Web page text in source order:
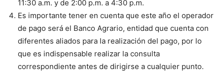
11:30 a.m. y de 2:00 p.m. a 4:30 p.m.
Es importante tener en cuenta que este año el operador
de pago será el Banco Agrario, entidad que cuenta con
diferentes aliados para la realización del pago, por lo
que es indispensable realizar la consulta
correspondiente antes de dirigirse a cualquier punto.